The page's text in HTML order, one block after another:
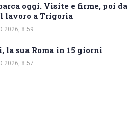
oggi. Visite e firme, poi da
lavoro a Trigoria
2026, 8:59
la sua Roma in 15 giorni
2026, 8:57